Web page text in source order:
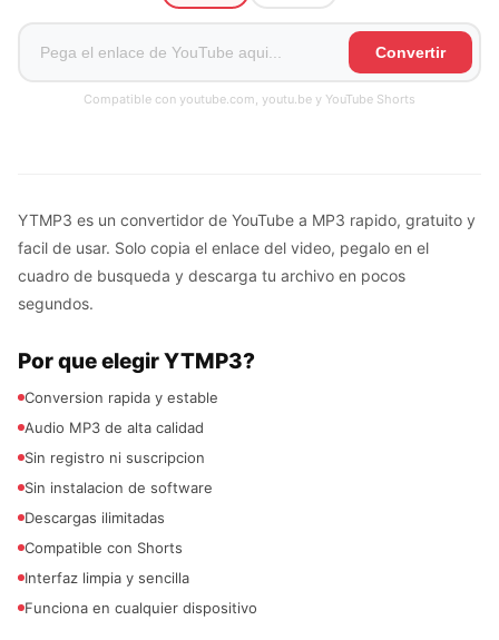
Convertir
Compatible con youtube.com, youtu.be y YouTube Shorts
YTMP3 es un convertidor de YouTube a MP3 rapido, gratuito y
facil de usar. Solo copia el enlace del video, pegalo en el
cuadro de busqueda y descarga tu archivo en pocos
segundos.
Por que elegir YTMP3?
Conversion rapida y estable
Audio MP3 de alta calidad
Sin registro ni suscripcion
Sin instalacion de software
Descargas ilimitadas
Compatible con Shorts
Interfaz limpia y sencilla
Funciona en cualquier dispositivo